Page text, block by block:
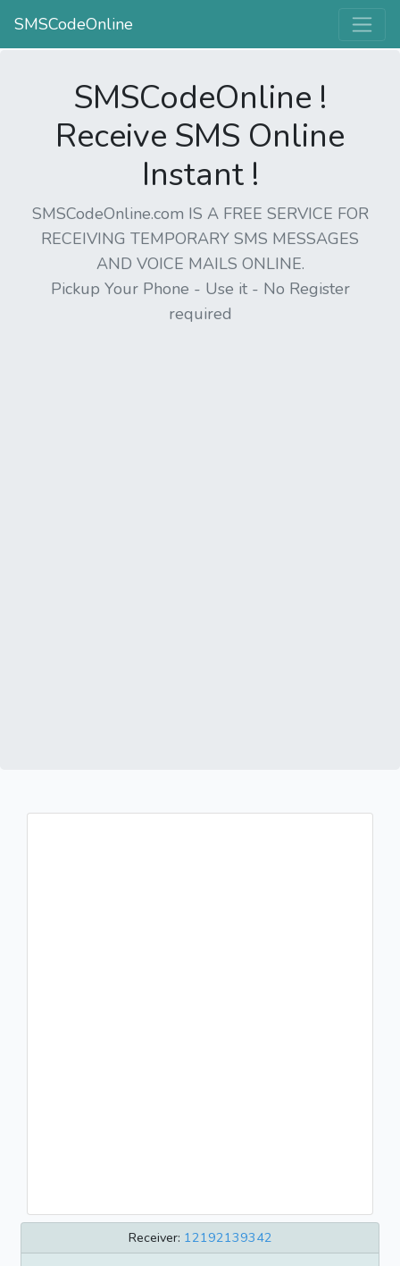
SMSCodeOnline
SMSCodeOnline !
Receive SMS Online
Instant !
SMSCodeOnline.com IS A FREE SERVICE FOR
RECEIVING TEMPORARY SMS MESSAGES
AND VOICE MAILS ONLINE.
Pickup Your Phone - Use it - No Register
required
Receiver: 12192139342